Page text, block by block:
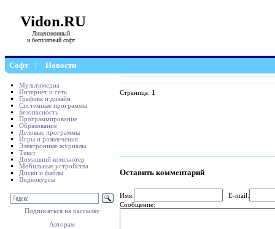
Vidon.RU
Лицензионный
и бесплатный софт
Софт | Новости
Мультимедиа
Интернет и сеть
Графика и дизайн
Системные программы
Безопасность
Программирование
Образование
Деловые программы
Игры и развлечения
Электронные журналы
Текст
Домашний компьютер
Мобильные устройства
Диски и файлы
Видеокурсы
Подписаться на рассылку
Авторам
Страница: 1
Оставить комментарий
Имя:
E-mail:
Сообщение: